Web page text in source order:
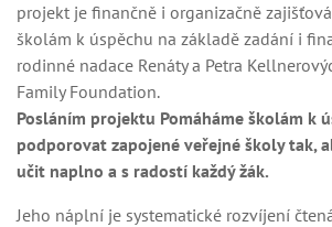
projekt je finančně i organizačně
školám k úspěchu na základě zadání i
rodinné nadace Renáty a Petra
Family Foundation.
Posláním projektu Pomáháme školám k
podporovat zapojené veřejné školy tak,
učit naplno a s radostí každý žák.
Jeho náplní je systematické rozvíjení